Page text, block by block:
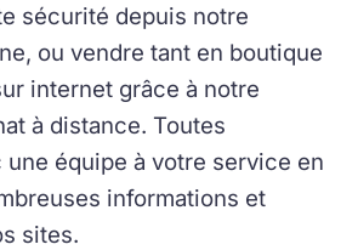
sécurité depuis notre
ou vendre tant en boutique
internet grâce à notre
à distance. Toutes
une équipe à votre service en
informations et
sites.